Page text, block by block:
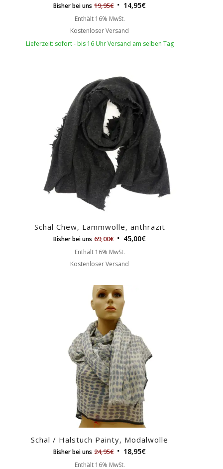
Bisher bei uns 19,95€ 14,95€
Enthält 16% MwSt.
Kostenloser Versand
Lieferzeit: sofort - bis 16 Uhr Versand am selben Tag
Schal Chew, Lammwolle, anthrazit
Bisher bei uns 69,00€ 45,00€
Enthält 16% MwSt.
Kostenloser Versand
Schal / Halstuch Painty, Modalwolle
Bisher bei uns 24,95€ 18,95€
Enthält 16% MwSt.